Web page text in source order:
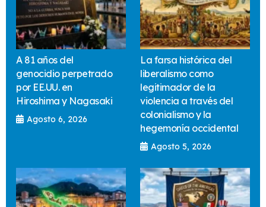
A 81 años del
genocidio perpetrado
por EE.UU. en
Hiroshima y Nagasaki
Agosto 6, 2026
La farsa histórica del
liberalismo como
legitimador de la
violencia a través del
colonialismo y la
hegemonía occidental
Agosto 5, 2026